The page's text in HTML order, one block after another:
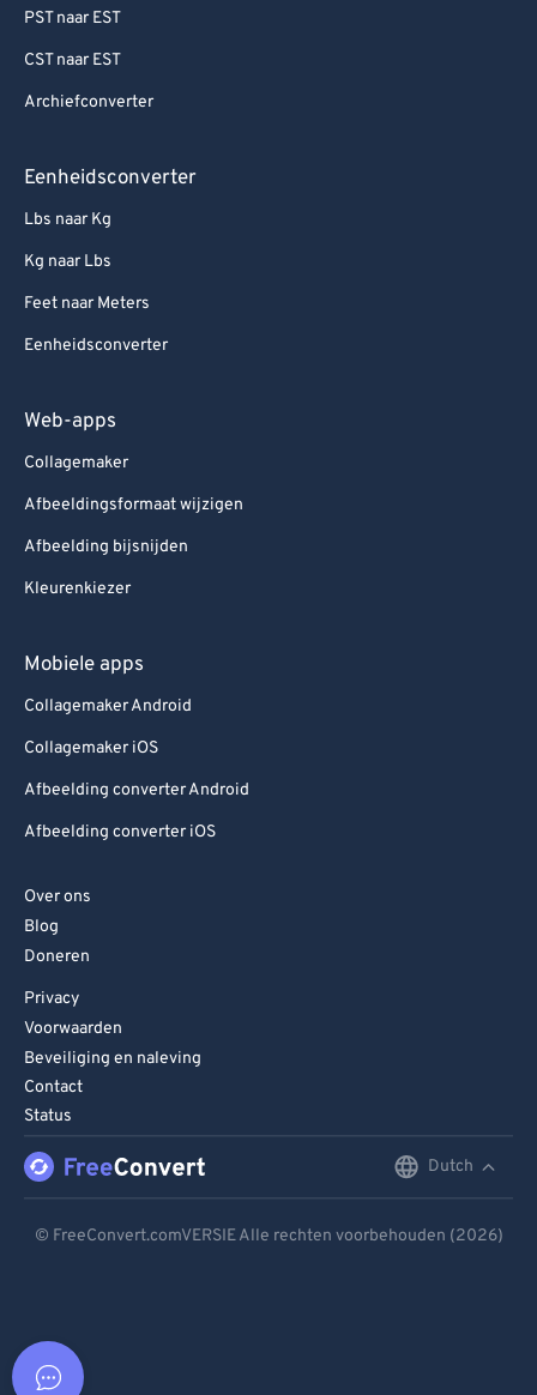
PST naar EST
CST naar EST
Archiefconverter
Eenheidsconverter
Lbs naar Kg
Kg naar Lbs
Feet naar Meters
Eenheidsconverter
Web-apps
Collagemaker
Afbeeldingsformaat wijzigen
Afbeelding bijsnijden
Kleurenkiezer
Mobiele apps
Collagemaker Android
Collagemaker iOS
Afbeelding converter Android
Afbeelding converter iOS
Over ons
Blog
Doneren
Privacy
Voorwaarden
Beveiliging en naleving
Contact
Status
Dutch
© FreeConvert.comVERSIE Alle rechten voorbehouden (2026)